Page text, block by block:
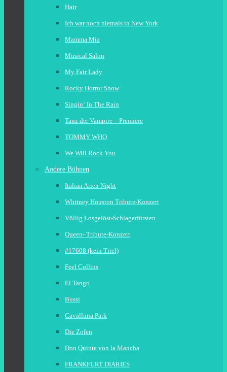
Hair
Ich war noch niemals in New York
Mamma Mia
Musical Salon
My Fair Lady
Rocky Horror Show
Singin‘ In The Rain
Tanz der Vampire – Premiere
TOMMY WHO
We Will Rock You
Andere Bühnen
Italian Arien Night
Whitney Houston Tribute-Konzert
Völlig Losgelöst-Schlagerfürsten
Queen- Tribute-Konzert
#17608 (kein Titel)
Feel Collins
El Tango
Bussi
Cavalluna Park
Die Zofen
Don Quinte von la Mancha
FRANKFURT DIARIES